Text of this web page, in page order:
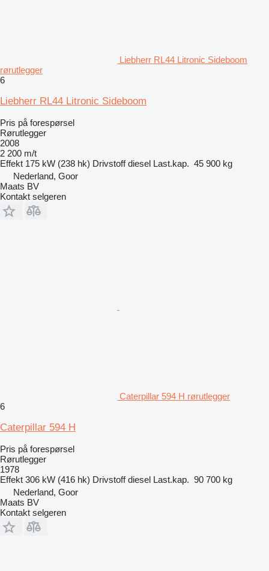
Liebherr RL44 Litronic Sideboom
rørutlegger
6
Liebherr RL44 Litronic Sideboom
Pris på forespørsel
Rørutlegger
2008
2 200 m/t
Effekt 175 kW (238 hk) Drivstoff diesel Last.kap. 45 900 kg
Nederland, Goor
Maats BV
Kontakt selgeren
Caterpillar 594 H rørutlegger
6
Caterpillar 594 H
Pris på forespørsel
Rørutlegger
1978
Effekt 306 kW (416 hk) Drivstoff diesel Last.kap. 90 700 kg
Nederland, Goor
Maats BV
Kontakt selgeren